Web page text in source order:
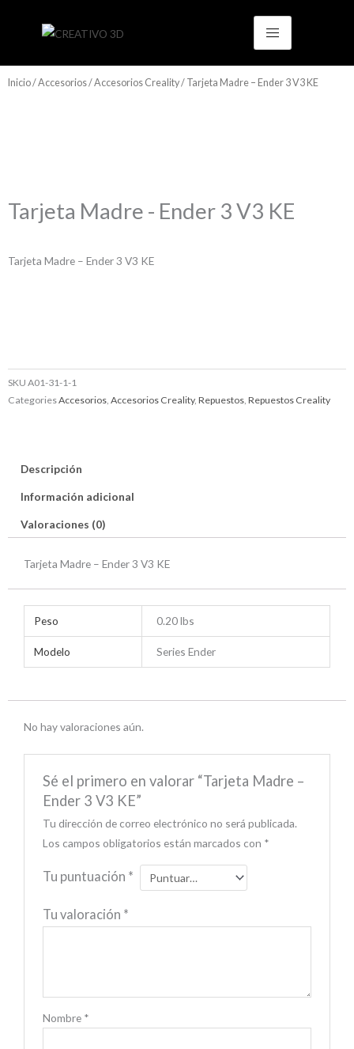
Inicio/Accesorios/Accesorios Creality/ Tarjeta Madre – Ender 3 V3 KE
Tarjeta Madre - Ender 3 V3 KE
Tarjeta Madre – Ender 3 V3 KE
SKU A01-31-1-1
CategoriesAccesorios Accesorios Creality, Repuestos Repuestos Creality
Descripción
Información adicional
Valoraciones (0)
Tarjeta Madre – Ender 3 V3 KE
Peso 0.20 lbs
Modelo Series Ender
No hay valoraciones aún.
Sé el primero en valorar “Tarjeta Madre –
Ender 3 V3 KE”
Tu dirección de correo electrónico no será publicada.
Los campos obligatorios están marcados con *
Tu puntuación *
Tu valoración *
Nombre *